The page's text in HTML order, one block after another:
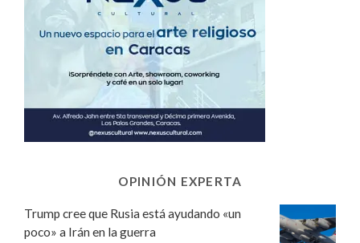
OPINIÓN EXPERTA
Trump cree que Rusia está ayudando «un
poco» a Irán en la guerra